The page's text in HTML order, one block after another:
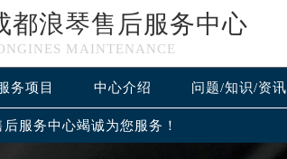
都浪琴售后服务中心
MAINTENANCE
服务项目 中心介绍 问题/知识/资讯
服务中心竭诚为您服务！